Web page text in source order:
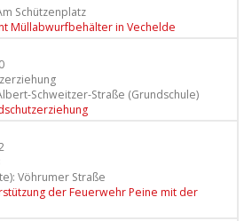
Schützenplatz
Müllabwurfbehälter in Vechelde
Schweitzer-Straße (Grundschule)
Vöhrumer Straße
der Feuerwehr Peine mit der